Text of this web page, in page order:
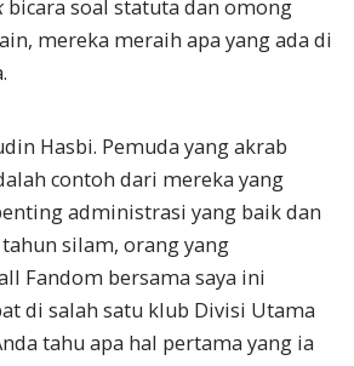
bicara soal statuta dan omong
mereka meraih apa yang ada di
Hasbi. Pemuda yang akrab
contoh dari mereka yang
administrasi yang baik dan
silam, orang yang
Fandom bersama saya ini
di salah satu klub Divisi Utama
tahu apa hal pertama yang ia